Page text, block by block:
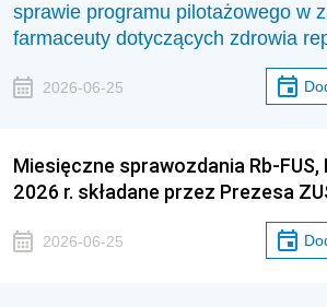
sprawie programu pilotażowego w
farmaceuty dotyczących zdrowia
2026-06-25
Miesięczne sprawozdania Rb-FUS,
2026 r. składane przez Prezesa
2026-06-25